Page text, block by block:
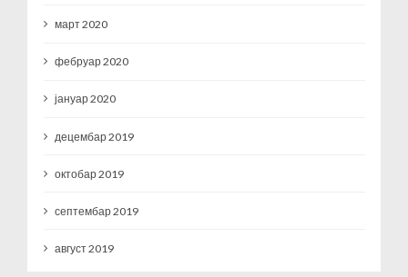
март 2020
фебруар 2020
јануар 2020
децембар 2019
октобар 2019
септембар 2019
август 2019